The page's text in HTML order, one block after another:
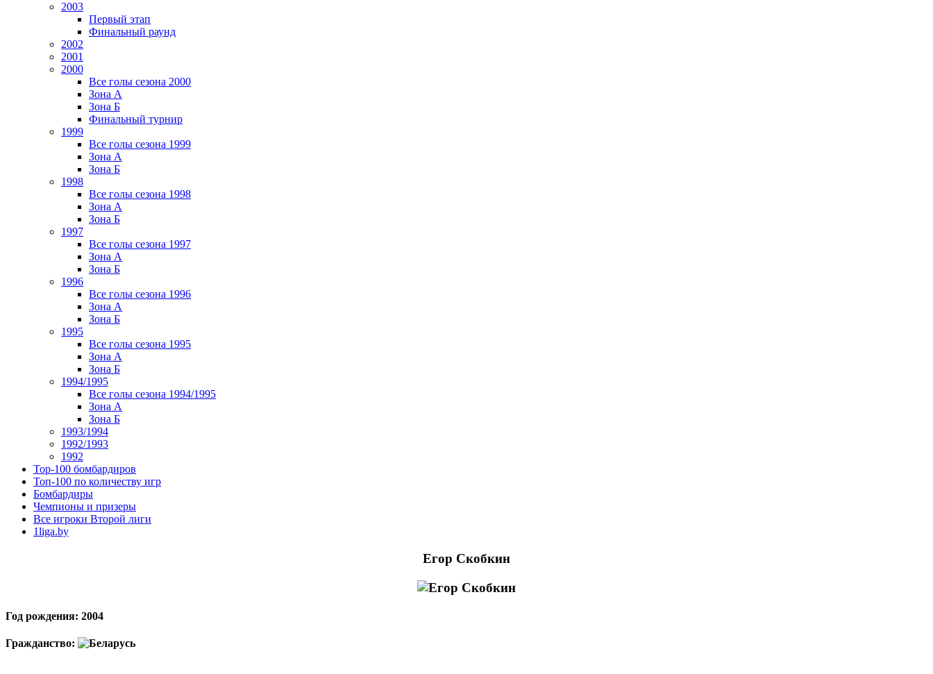
2003
Первый этап
Финальный раунд
2002
2001
2000
Все голы сезона 2000
Зона А
Зона Б
Финальный турнир
1999
Все голы сезона 1999
Зона А
Зона Б
1998
Все голы сезона 1998
Зона А
Зона Б
1997
Все голы сезона 1997
Зона А
Зона Б
1996
Все голы сезона 1996
Зона А
Зона Б
1995
Все голы сезона 1995
Зона А
Зона Б
1994/1995
Все голы сезона 1994/1995
Зона А
Зона Б
1993/1994
1992/1993
1992
Top-100 бомбардиров
Топ-100 по количеству игр
Бомбардиры
Чемпионы и призеры
Все игроки Второй лиги
1liga.by
Егор Скобкин
Год рождения: 2004
Гражданство: